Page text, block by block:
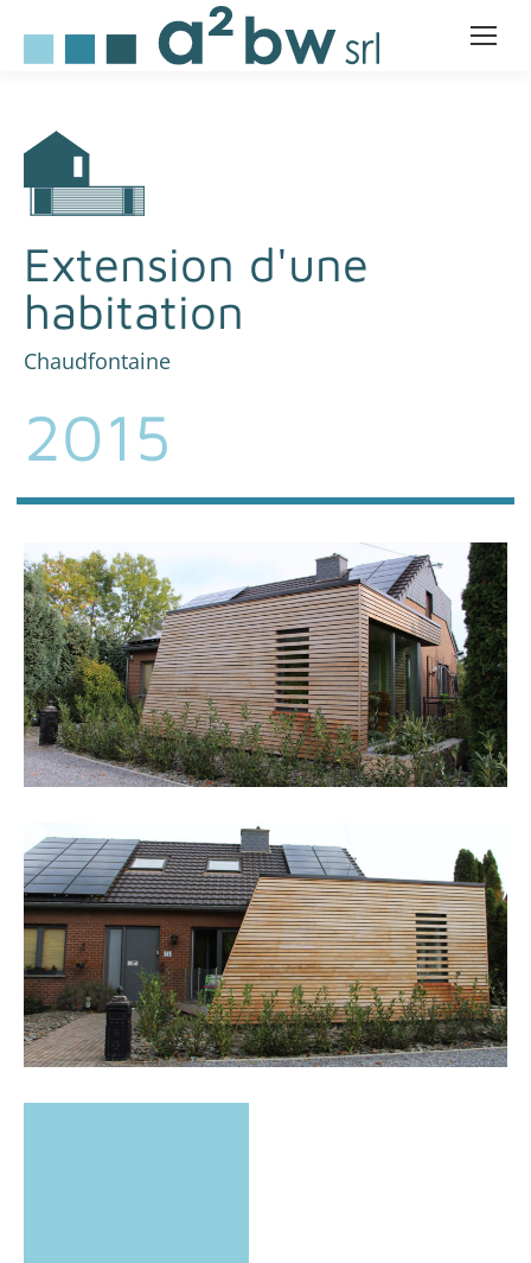
Extension d'une
habitation
Chaudfontaine
2015